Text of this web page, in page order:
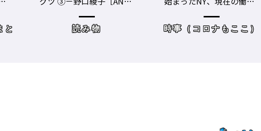
方＆街の様子
時事（コロナもここ）
レーニングジムに潜入
サロンワーク・売り上